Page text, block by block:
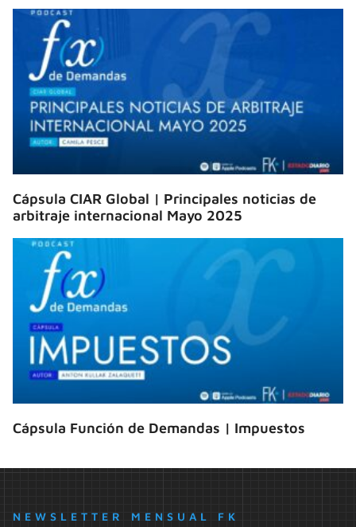
Cápsula CIAR Global | Principales noticias de
arbitraje internacional Mayo 2025
Cápsula Función de Demandas | Impuestos
NEWSLETTER MENSUAL FK